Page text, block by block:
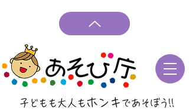
子どもも大人もホンキ であそぼう !!